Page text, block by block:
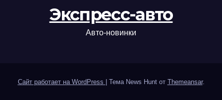
Экспресс-авто
Авто-новинки
Сайт работает на WordPress Тема News Hunt от Themeansar.